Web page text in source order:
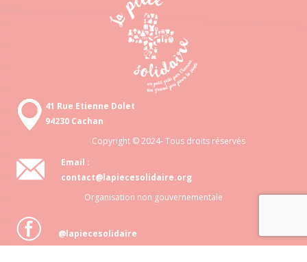
41 Rue Etienne Dolet
94230 Cachan
Copyright © 2024- Tous droits réservés
Email :
contact@lapiecesolidaire.org
Organisation non gouvernementale
@lapiecesolidaire